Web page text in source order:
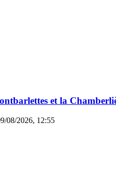
et la
08/2026, 12:55